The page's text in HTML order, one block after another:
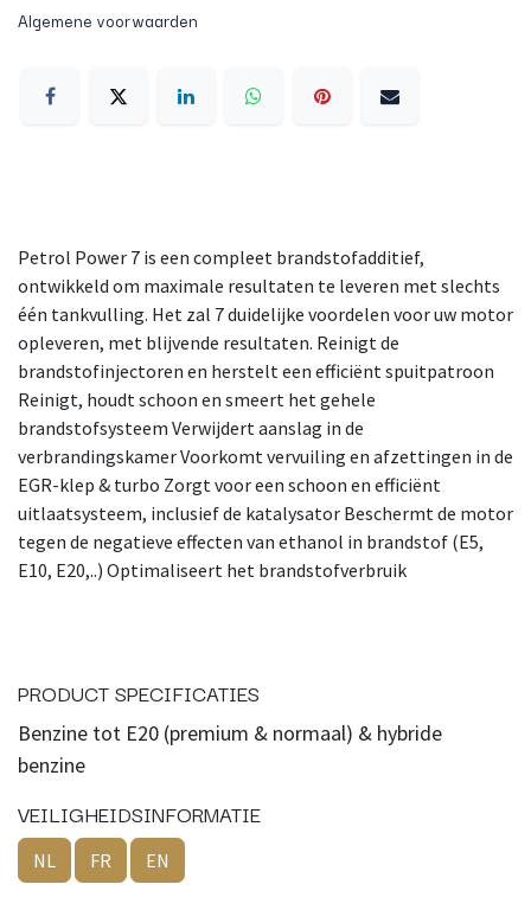
Algemene voorwaarden
Petrol Power 7 is een compleet brandstofadditief,
ontwikkeld om maximale resultaten te leveren met slechts
één tankvulling. Het zal 7 duidelijke voordelen voor uw motor
opleveren, met blijvende resultaten. Reinigt de
brandstofinjectoren en herstelt een efficiënt spuitpatroon
Reinigt, houdt schoon en smeert het gehele
brandstofsysteem Verwijdert aanslag in de
verbrandingskamer Voorkomt vervuiling en afzettingen in de
EGR-klep & turbo Zorgt voor een schoon en efficiënt
uitlaatsysteem, inclusief de katalysator Beschermt de motor
tegen de negatieve effecten van ethanol in brandstof (E5,
E10, E20,..) Optimaliseert het brandstofverbruik
PRODUCT SPECIFICATIES
Benzine tot E20 (premium & normaal) & hybride
benzine
VEILIGHEIDSINFORMATIE
NL FR EN